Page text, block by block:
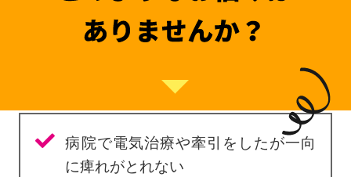
病院で電気治療や牽引をしたが一向
に痺れがとれない